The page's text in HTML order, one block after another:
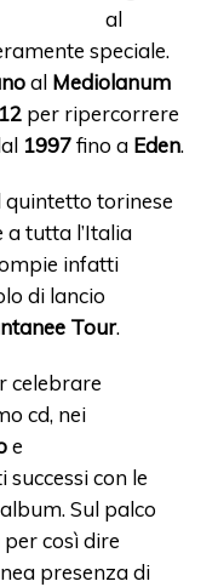
al
speciale.
al Mediolanum
per ripercorrere
1997fino a Eden.
quintetto torinese
a tutta l’Italia
infatti
di lancio
Tour.
celebrare
cd, nei
e
con le
Sul palco
così dire
presenza di